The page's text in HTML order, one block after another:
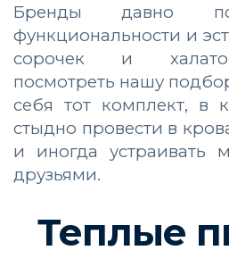
Бренды давно
функциональности и
сорочек и
посмотреть нашу
себя тот комплект, в
стыдно провести в
и иногда устраивать
друзьями.
Теплые